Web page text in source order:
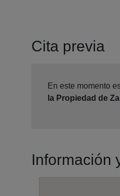
Cita previa
En este momento
la Propiedad de
Información